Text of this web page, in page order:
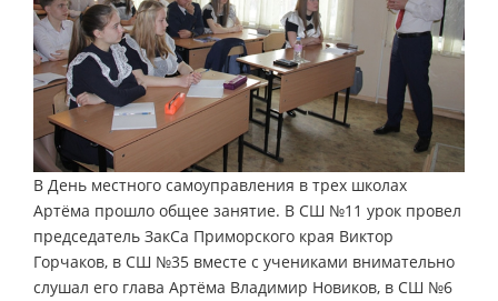
В День местного самоуправления в трех школах
Артёма прошло общее занятие. В СШ №11 урок провел
председатель ЗакСа Приморского края Виктор
Горчаков, в СШ №35 вместе с учениками внимательно
слушал его глава Артёма Владимир Новиков, в СШ №6